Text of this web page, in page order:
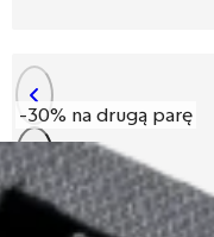
-30% na drugą parę